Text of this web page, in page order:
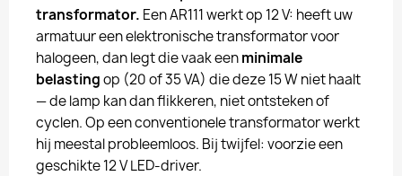
transformator. Een AR111 werkt op 12 V: heeft uw
armatuur een elektronische transformator voor
halogeen, dan legt die vaak eenminimale
belastingop (20 of 35 VA) die deze 15 W niet haalt
— de lamp kan dan flikkeren, niet ontsteken of
cyclen. Op een conventionele transformator werkt
hij meestal probleemloos. Bij twijfel: voorzie een
geschikte 12 V LED-driver.